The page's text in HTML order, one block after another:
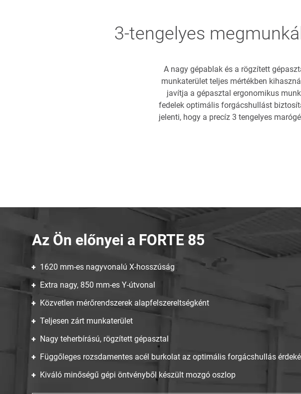
3-tengelyes
A nagy gépablak és a rögzített
munkaterület teljes mértékben
javítja a gépasztal ergonomikus
fedelek optimális forgácshullást
jelenti, hogy a precíz 3 tengelyes
Az Ön előnyei a FORTE 85
1620 mm-es nagyvonalú X-hosszúság
Extra nagy, 850 mm-es Y-útvonal
Közvetlen mérőrendszerek alapfelszereltségként
Teljesen zárt munkaterület
Nagy teherbírású, rögzített gépasztal
Függőleges rozsdamentes acél burkolat az optimális forgácshullás
Kiváló minőségű gépi öntvényből készült mozgó oszlop